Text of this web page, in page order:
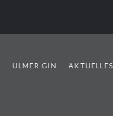
ULMER GIN AKTUELLES